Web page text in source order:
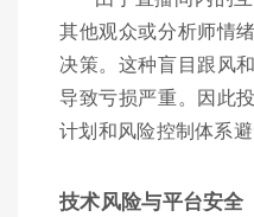
其他观众或分析师情
决策。这种盲目跟风
导致亏损严重。因此
计划和风险控制体系
技术风险与平台安全